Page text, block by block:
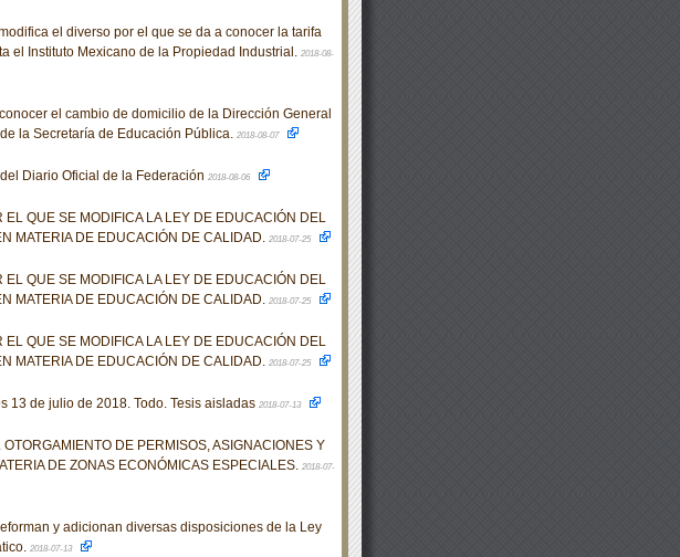
el diverso por el que se da a conocer la tarifa
el Instituto Mexicano de la Propiedad Industrial. 2018-08-
el cambio de domicilio de la Dirección General
la Secretaría de Educación Pública. 2018-08-07
Diario Oficial de la Federación 2018-08-06
EL QUE SE MODIFICA LA LEY DE EDUCACIÓN DEL
MATERIA DE EDUCACIÓN DE CALIDAD. 2018-07-25
EL QUE SE MODIFICA LA LEY DE EDUCACIÓN DEL
MATERIA DE EDUCACIÓN DE CALIDAD. 2018-07-25
EL QUE SE MODIFICA LA LEY DE EDUCACIÓN DEL
MATERIA DE EDUCACIÓN DE CALIDAD. 2018-07-25
13 de julio de 2018. Todo. Tesis aisladas 2018-07-13
OTORGAMIENTO DE PERMISOS, ASIGNACIONES Y
DE ZONAS ECONÓMICAS ESPECIALES. 2018-07-
y adicionan diversas disposiciones de la Ley
2018-07-13